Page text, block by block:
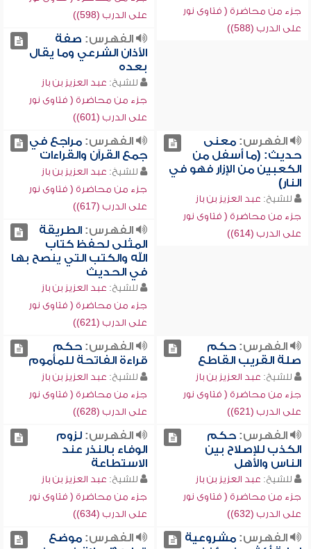
جزء من محاضرة ( فتاوى نور
على الدرب (588))
على الدرب (598))
الفهرس: صفة
الأذان الشرعي وما يقال
بعده
للشيخ: عبد العزيز بن باز
جزء من محاضرة ( فتاوى نور
على الدرب (601))
الفهرس:معنى
حديث: (ما أسفل من
الكعبين من الإزار فهو في
النار)
للشيخ: عبد العزيز بن باز
جزء من محاضرة ( فتاوى نور
على الدرب (614))
الفهرس:مراجع في
جمع القرآن والقراءات
للشيخ: عبد العزيز بن باز
جزء من محاضرة ( فتاوى نور
على الدرب (617))
الفهرس:الطريقة
المثلى لحفظ كتاب
الله والكتب التي ينصح بها
في الحديث
للشيخ: عبد العزيز بن باز
جزء من محاضرة ( فتاوى نور
على الدرب (621))
الفهرس:حكم
صلة القريب القاطع
للشيخ: عبد العزيز بن باز
جزء من محاضرة ( فتاوى نور
على الدرب (621))
الفهرس:حكم
قراءة الفاتحة للمأموم
للشيخ: عبد العزيز بن باز
جزء من محاضرة ( فتاوى نور
على الدرب (628))
الفهرس:حكم
الكذب للإصلاح بين
الناس والأهل
للشيخ: عبد العزيز بن باز
جزء من محاضرة ( فتاوى نور
على الدرب (632))
الفهرس:لزوم
الوفاء بالنذر عند
الاستطاعة
للشيخ: عبد العزيز بن باز
جزء من محاضرة ( فتاوى نور
على الدرب (634))
الفهرس:مشروعية
الفهرس:موضع